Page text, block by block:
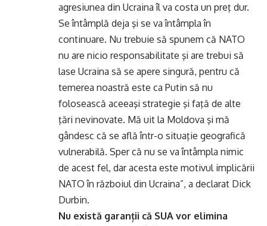
agresiunea din Ucraina îl va costa un preţ dur.
Se întâmplă deja şi se va întâmpla în
continuare. Nu trebuie să spunem că NATO
nu are nicio responsabilitate şi are trebui să
lase Ucraina să se apere singură, pentru că
temerea noastră este ca Putin să nu
folosească aceeaşi strategie şi faţă de alte
ţări nevinovate. Mă uit la Moldova şi mă
gândesc că se află într-o situaţie geografică
vulnerabilă. Sper că nu se va întâmpla nimic
de acest fel, dar acesta este motivul implicării
NATO în războiul din Ucraina”, a declarat Dick
Durbin.
Nu există garanții că SUA vor elimina